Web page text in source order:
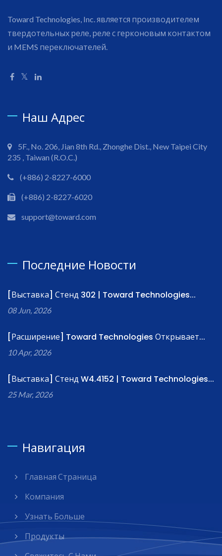
Toward Technologies, Inc. является производителем
твердотельных реле, реле с герконовым контактом
и MEMS переключателей.
Наш Адрес
5F., No. 206, Jian 8th Rd., Zhonghe Dist., New Taipei City
235 , Taiwan (R.O.C.)
(+886) 2-8227-6000
(+886) 2-8227-6020
support@toward.com
Последние Новости
[Выставка] Стенд 302 | Toward Technologies...
08 Jun, 2026
[Расширение] Toward Technologies Открывает...
10 Apr, 2026
[Выставка] Стенд W4.4152 | Toward Technologies...
25 Mar, 2026
Навигация
Главная Страница
Компания
Узнать Больше
Продукты